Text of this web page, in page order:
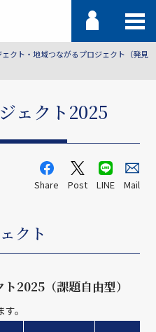
クト・地域つながるプロジェクト（発見
ェクト2025
Share Post LINE Mail
クト
2025（課題自由型）
。